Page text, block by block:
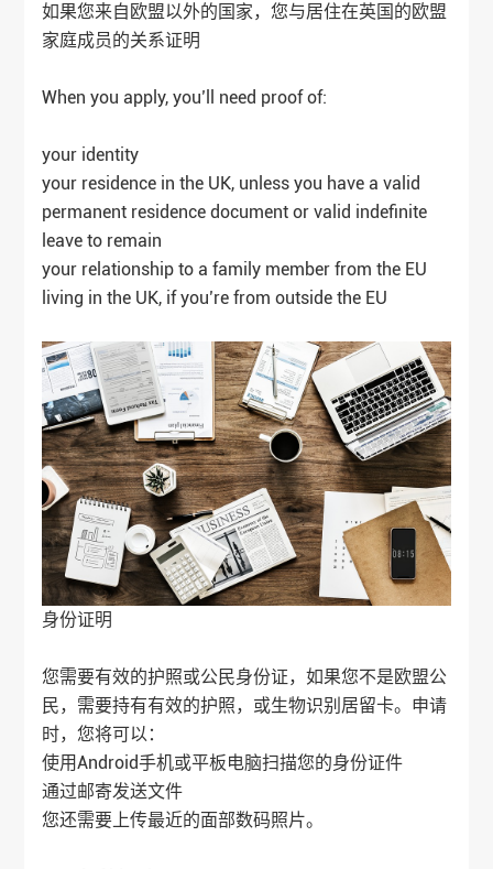
如果您来自欧盟以外的国家，您与居住在英国的欧盟
家庭成员的关系证明
When you apply, you’ll need proof of:
your identity
your residence in the UK, unless you have a valid
permanent residence document or valid indefinite
leave to remain
your relationship to a family member from the EU
living in the UK, if you’re from outside the EU
身份证明
您需要有效的护照或公民身份证，如果您不是欧盟公
民，需要持有有效的护照，或生物识别居留卡。申请
时，您将可以：
使用Android手机或平板电脑扫描您的身份证件
通过邮寄发送文件
您还需要上传最近的面部数码照片。